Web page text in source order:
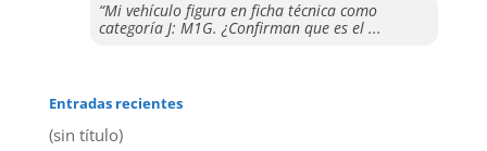
“Mi vehículo figura en ficha técnica como
categoría J: M1G. ¿Confirman que es el ...
Entradas recientes
(sin título)